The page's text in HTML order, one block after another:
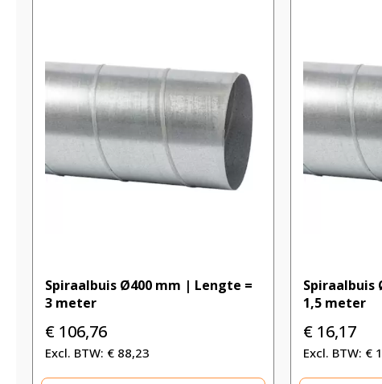
Spiraalbuis Ø400 mm | Lengte =
3 meter
€ 106,76
€ 88,23
Spiraalbuis
1,5 meter
€ 16,17
€